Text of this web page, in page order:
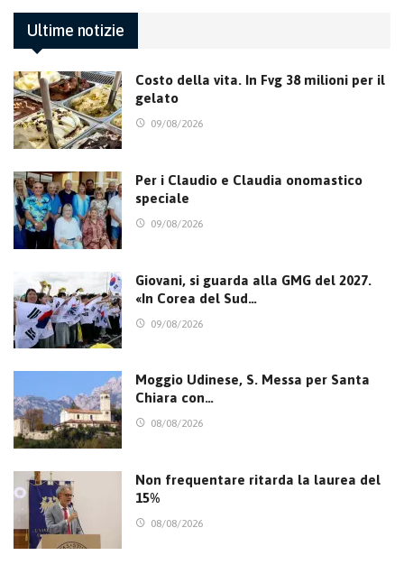
Ultime notizie
Costo della vita. In Fvg 38 milioni per il
gelato
09/08/2026
Per i Claudio e Claudia onomastico
speciale
09/08/2026
Giovani, si guarda alla GMG del 2027.
«In Corea del Sud…
09/08/2026
Moggio Udinese, S. Messa per Santa
Chiara con…
08/08/2026
Non frequentare ritarda la laurea del
15%
08/08/2026